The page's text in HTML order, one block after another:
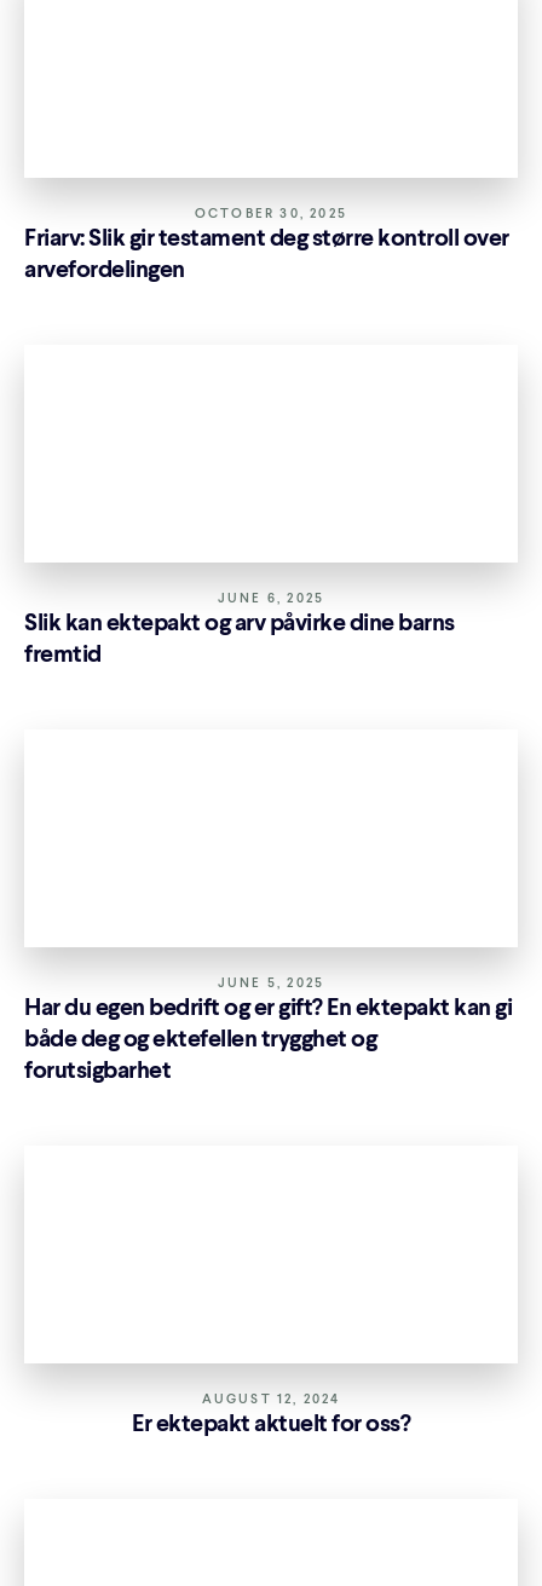
OCTOBER 30, 2025
Friarv: Slik gir testament deg større kontroll over
arvefordelingen
JUNE 6, 2025
Slik kan ektepakt og arv påvirke dine barns
fremtid
JUNE 5, 2025
Har du egen bedrift og er gift? En ektepakt kan gi
både deg og ektefellen trygghet og
forutsigbarhet
AUGUST 12, 2024
Er ektepakt aktuelt for oss?